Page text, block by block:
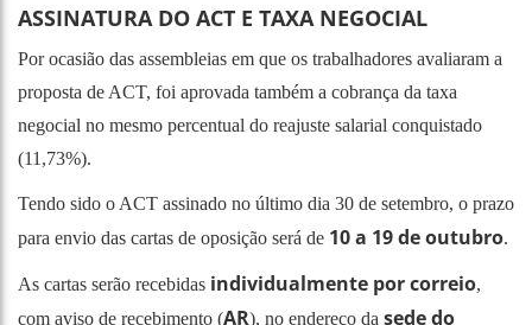
ASSINATURA DO ACT E TAXA NEGOCIAL
Por ocasião das assembleias em que os trabalhadores avaliaram a
proposta de ACT, foi aprovada também a cobrança da taxa
negocial no mesmo percentual do reajuste salarial conquistado
(11,73%).
Tendo sido o ACT assinado no último dia 30 de setembro, o prazo
para envio das cartas de oposição será de 10 a 19 de outubro.
As cartas serão recebidas individualmente por correio,
com aviso de recebimento (AR), no endereço da sede do